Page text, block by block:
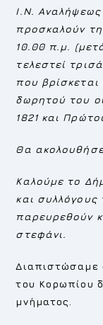
Ι.Ν.
προσκαλούν
10.00 π.μ.
τελεστεί
που βρίσκεται
δωρητού του
1821 και
Θα
Καλούμε το
και
παρευρεθούν
στεφάνι.
Διαπιστώσαμε
του Κορωπίου
μνήματος.